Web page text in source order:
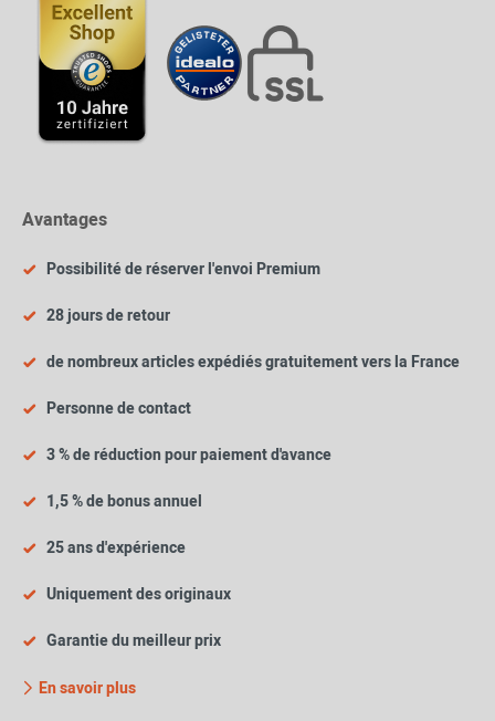
Avantages
Possibilité de réserver l'envoi Premium
28 jours de retour
de nombreux articles expédiés gratuitement vers la France
Personne de contact
3 % de réduction pour paiement d'avance
1,5 % de bonus annuel
25 ans d'expérience
Uniquement des originaux
Garantie du meilleur prix
En savoir plus